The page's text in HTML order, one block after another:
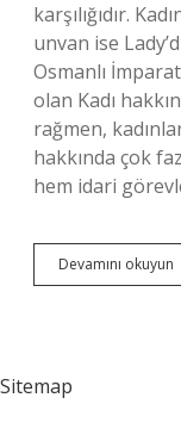
karşılığıdır.
unvan ise
Osmanlı
olan Kadı
rağmen,
hakkında çok
hem idari
Devamını okuyun
Sitemap